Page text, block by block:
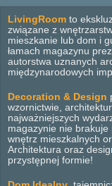
LivingRoom to
związane z
mieszkanie lub dom i
łamach magazynu
autorstwa uznanych
międzynarodowych
Decoration & Design
wzornictwie,
najważniejszych
magazynie nie
wnętrz mieszkalnych
Architektura oraz
przystępnej formie!